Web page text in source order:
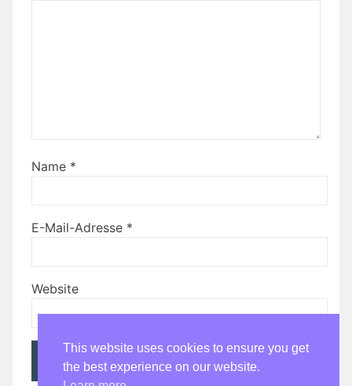
Name *
E-Mail-Adresse *
Website
This website uses cookies to ensure you get
the best experience on our website.